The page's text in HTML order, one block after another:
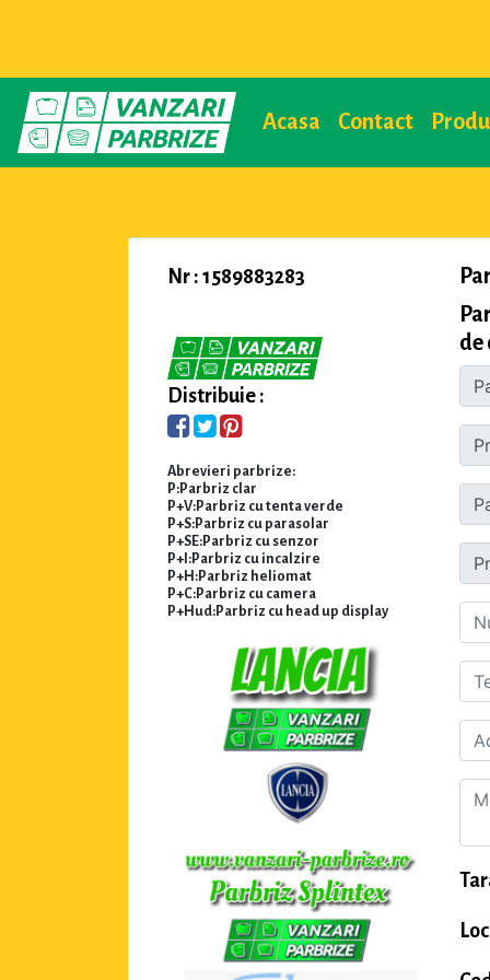
Acasa Contact
Nr : 1589883283
Distribuie :
Abrevieri parbrize:
P:Parbriz clar
P+V:Parbriz cu tenta verde
P+S:Parbriz cu parasolar
P+SE:Parbriz cu senzor
P+I:Parbriz cu incalzire
P+H:Parbriz heliomat
P+C:Parbriz cu camera
P+Hud:Parbriz cu head up display
de